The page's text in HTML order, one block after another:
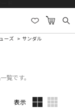
ーズ サンダル
覧です。
表示